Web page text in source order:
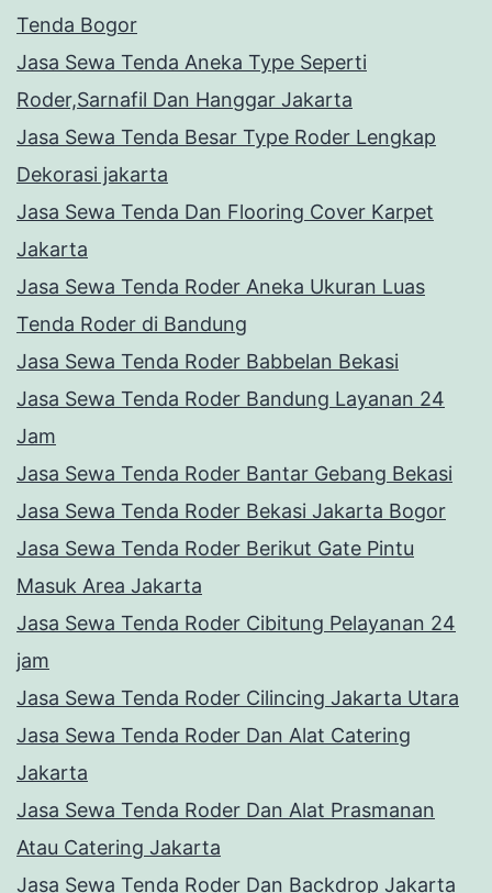
Tenda Bogor
Jasa Sewa Tenda Aneka Type Seperti
Roder,Sarnafil Dan Hanggar Jakarta
Jasa Sewa Tenda Besar Type Roder Lengkap
Dekorasi jakarta
Jasa Sewa Tenda Dan Flooring Cover Karpet
Jakarta
Jasa Sewa Tenda Roder Aneka Ukuran Luas
Tenda Roder di Bandung
Jasa Sewa Tenda Roder Babbelan Bekasi
Jasa Sewa Tenda Roder Bandung Layanan 24
Jam
Jasa Sewa Tenda Roder Bantar Gebang Bekasi
Jasa Sewa Tenda Roder Bekasi Jakarta Bogor
Jasa Sewa Tenda Roder Berikut Gate Pintu
Masuk Area Jakarta
Jasa Sewa Tenda Roder Cibitung Pelayanan 24
jam
Jasa Sewa Tenda Roder Cilincing Jakarta Utara
Jasa Sewa Tenda Roder Dan Alat Catering
Jakarta
Jasa Sewa Tenda Roder Dan Alat Prasmanan
Atau Catering Jakarta
Jasa Sewa Tenda Roder Dan Backdrop Jakarta